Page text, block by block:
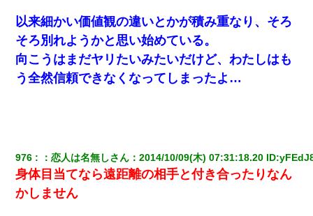
【クズ】昔、兄がお見合いして「ブスすぎｗｗｗ」と断っ
た女性が、兄の同級生と結婚。それを知った兄は荒れ狂
い、｢嫁さん、俺のお古ですが気分はどう？」とメールを送
った→
を持ってしても結婚て難しいんだなぁ…と思ってた
彼女にプロポーズしてOK貰った俺、告げられた結婚条件に
ブチ切れて無事婚約破棄・・・
以来細かい価値観の違いとかが積み重なり、そろ
そろ別れようかと思い始めている。
向こうはまだヤリたいみたいだけど、わたしはも
う全然信頼できなくなってしまったよ…
976 ：恋人は名無しさん ：2014/10/09(木) 07:31:18.20 ID:
身体目当てなら遠距離の相手と付き合ったりなん
かしません